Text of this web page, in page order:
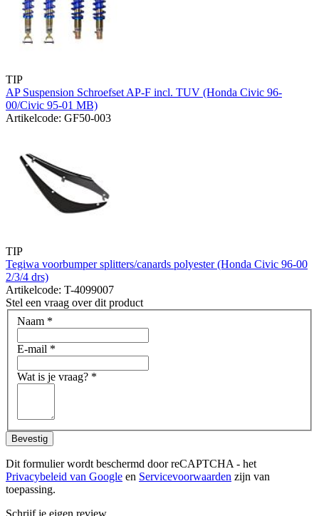
TIP
AP Suspension Schroefset AP-F incl. TUV (Honda Civic 96-
00/Civic 95-01 MB)
Artikelcode: GF50-003
TIP
Tegiwa voorbumper splitters/canards polyester (Honda Civic 96-00
2/3/4 drs)
Artikelcode: T-4099007
Stel een vraag over dit product
Naam *
E-mail *
Wat is je vraag? *
Bevestig
Dit formulier wordt beschermd door reCAPTCHA - het
Privacybeleid van Google en Servicevoorwaarden zijn van
toepassing.
Schrijf je eigen review